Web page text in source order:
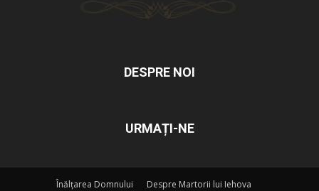
DESPRE NOI
URMAȚI-NE
Înălțarea Domnului Despre Martorii lui Iehova